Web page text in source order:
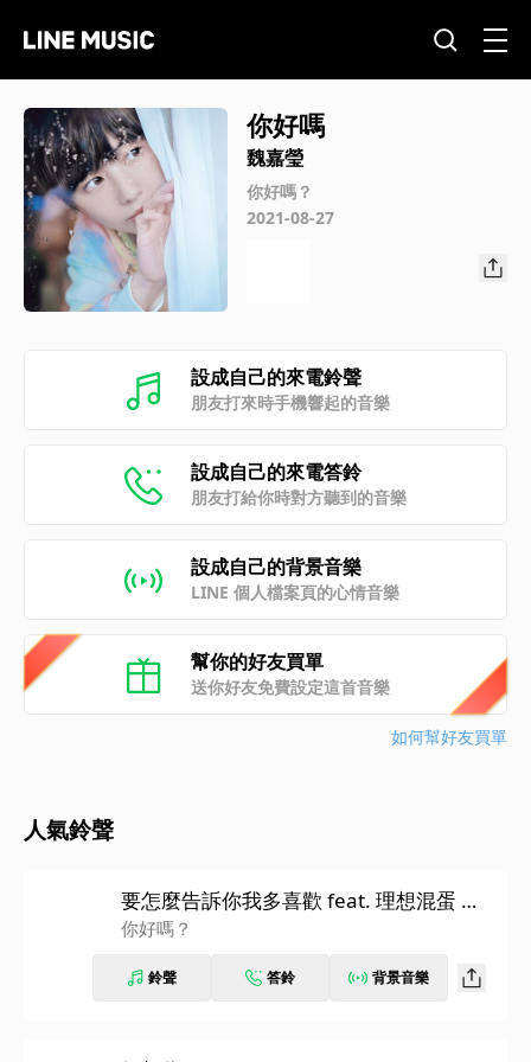
你好嗎
魏嘉瑩
你好嗎？
2021-08-27
設成自己的來電鈴聲
朋友打來時手機響起的音樂
設成自己的來電答鈴
朋友打給你時對方聽到的音樂
設成自己的背景音樂
LINE 個人檔案頁的心情音樂
幫你的好友買單
送你好友免費設定這首音樂
如何幫好友買單
人氣鈴聲
要怎麼告訴你我多喜歡 feat. 理想混蛋 雞
丁
你好嗎？
鈴聲 答鈴 背景音樂